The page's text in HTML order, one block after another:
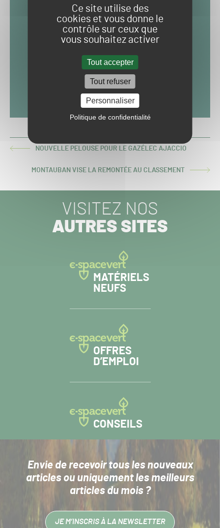
Ce site utilise des
cookies et vous donne le
contrôle sur ceux que
vous souhaitez activer
Tout accepter
Tout refuser
Personnaliser
Politique de confidentialité
ARTICLENOUVELLE PELOUSE POUR LE GAZÉLEC AJACCIO
ARTICLE
MONTAUBAN VISE LA REMONTÉE AU CLASSEMENT
VISITEZ NOS
AUTRES SITES
MATÉRIELS
NEUFS
OFFRES
D’EMPLOI
CONSEILS
Envie de recevoir tous les nouveaux
articlesou uniquement les meilleurs
articles du mois ?
JE M’INSCRIS À LA NEWSLETTER